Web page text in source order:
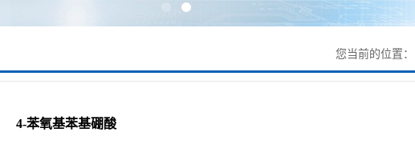
您当前的位置：
4-苯氧基苯基硼酸